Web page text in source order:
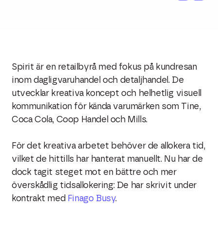
Spirit är en retailbyrå med fokus på kundresan
inom dagligvaruhandel och detaljhandel. De
utvecklar kreativa koncept och helhetlig visuell
kommunikation för kända varumärken som Tine,
Coca Cola, Coop Handel och Mills.
För det kreativa arbetet behöver de allokera tid,
vilket de hittills har hanterat manuellt. Nu har de
dock tagit steget mot en bättre och mer
överskådlig tidsallokering: De har skrivit under
kontrakt med Finago Busy.